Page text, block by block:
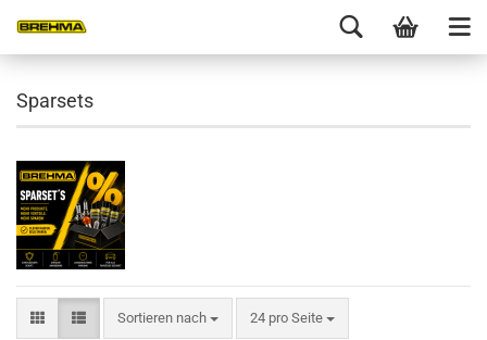
Sparsets
Sortieren nach 24 pro Seite